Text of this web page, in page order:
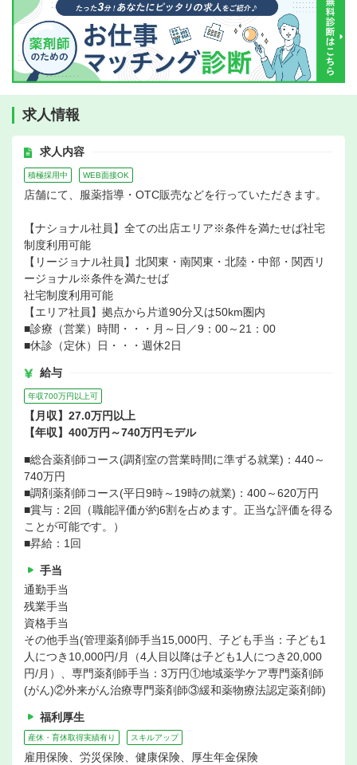
求人情報
求人内容
積極採用中 WEB面接OK
店舗にて、服薬指導・OTC販売などを行っていただきます。
【ナショナル社員】全ての出店エリア※条件を満たせば社宅
制度利用可能
【リージョナル社員】北関東・南関東・北陸・中部・関西リ
ージョナル※条件を満たせば
社宅制度利用可能
【エリア社員】拠点から片道90分又は50km圏内
■診療（営業）時間・・・月～日／9：00～21：00
■休診（定休）日・・・週休2日
給与
年収700万円以上可
【月収】27.0万円以上
【年収】400万円～740万円モデル
■総合薬剤師コース(調剤室の営業時間に準ずる就業)：440～
740万円
■調剤薬剤師コース(平日9時～19時の就業)：400～620万円
■賞与：2回（職能評価が約6割を占めます。正当な評価を得る
ことが可能です。）
■昇給：1回
手当
通勤手当
残業手当
資格手当
その他手当(管理薬剤師手当15,000円、子ども手当：子ども1
人につき10,000円/月（4人目以降は子ども1人につき20,000
円/月）、専門薬剤師手当：3万円①地域薬学ケア専門薬剤師
(がん)②外来がん治療専門薬剤師③緩和薬物療法認定薬剤師)
福利厚生
産休・育休取得実績有り スキルアップ
雇用保険、労災保険、健康保険、厚生年金保険